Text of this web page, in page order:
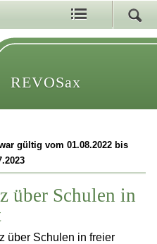
REVOSax
gültig vom 01.08.2022 bis
über Schulen in
über Schulen in freier